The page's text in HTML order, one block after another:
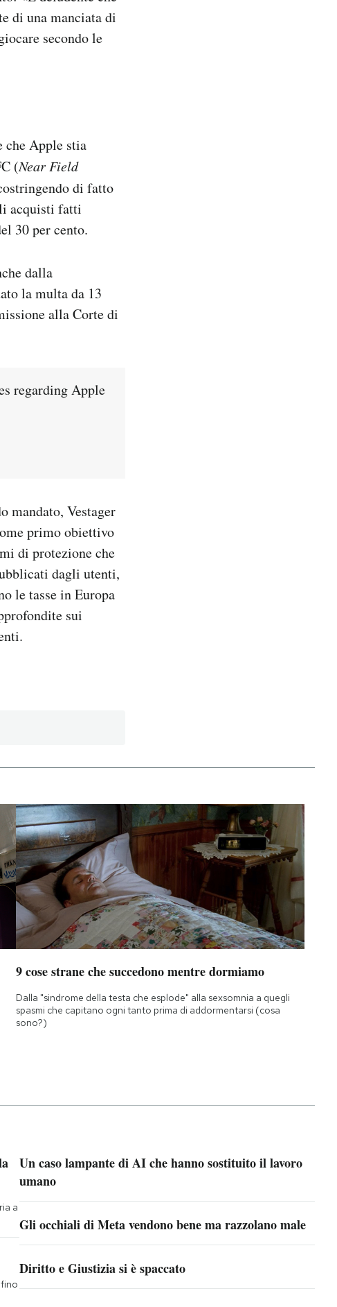
di una manciata di
secondo le
che Apple stia
(Near Field
di fatto
acquisti fatti
30 per cento.
dalla
la multa da 13
alla Corte di
regarding Apple
mandato, Vestager
primo obiettivo
di protezione che
dagli utenti,
le tasse in Europa
sui
9 cose strane che succedono mentre dormiamo
Dalla "sindrome della testa che esplode" alla sexsomnia a quegli
spasmi che capitano ogni tanto prima di addormentarsi (cosa
sono?)
a
Un caso lampante di AI che hanno sostituito il lavoro
umano
Gli occhiali di Meta vendono bene ma razzolano male
Diritto e Giustizia si è spaccato